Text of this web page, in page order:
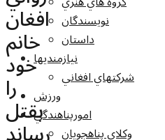
نويسندگان
داستان
نيازمنديها
شرکتهاي افغاني
ورزش
امورپناهندگي
وکلاي پناهجويان
افغان
خانم
خود
را
بقتل